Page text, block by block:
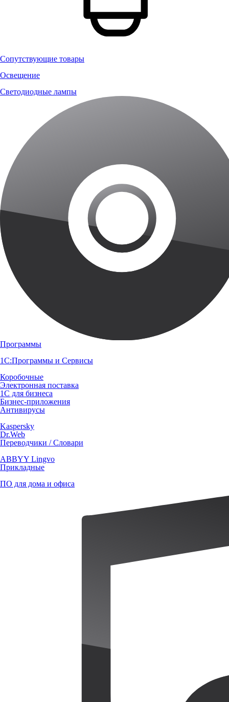
Сопутствующие товары
Освещение
Светодиодные лампы
Программы
1С:Программы и Сервисы
Коробочные
Электронная поставка
1С для бизнеса
Бизнес-приложения
Антивирусы
Kaspersky
Dr.Web
Переводчики / Словари
ABBYY Lingvo
Прикладные
ПО для дома и офиса